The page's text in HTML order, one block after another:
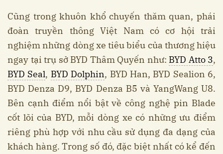
Cũng trong khuôn khổ chuyến thăm quan, phái
đoàn truyền thông Việt Nam có cơ hội trải
nghiệm những dòng xe tiêu biểu của thương hiệu
ngay tại trụ sở BYD Thâm Quyến như: BYD Atto 3,
BYD Seal, BYD Dolphin, BYD Han, BYD Sealion 6,
BYD Denza D9, BYD Denza B5 và YangWang U8.
Bên cạnh điểm nổi bật về công nghệ pin Blade
cốt lõi của BYD, mỗi dòng xe có những ưu điểm
riêng phù hợp với nhu cầu sử dụng đa dạng của
khách hàng. Trong số đó, đặc biệt nhất có kể đến